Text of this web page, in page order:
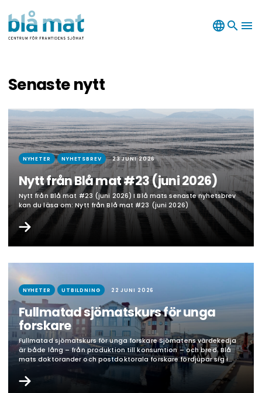
language search menu
Senaste nytt
NYHETER NYHETSBREV 23 JUNI 2026
Nytt från Blå mat #23 (juni 2026)
Nytt från Blå mat #23 (juni 2026) I Blå mats senaste nyhetsbrev
kan du läsa om: Nytt från Blå mat #23 (juni 2026)
NYHETER UTBILDNING 22 JUNI 2026
Fullmatad sjömatskurs för unga
forskare
Fullmatad sjömatskurs för unga forskare Sjömatens värdekedja
är både lång – från produktion till konsumtion – och bred. Blå
mats doktorander och postdoktorala forskare fördjupar sig i
sina projekt framför allt i enskilda delar men de har samtidigt
stor nytta av att känna till sjömatssektorn i sin helhet ur flera
perspektiv. Blå mats kurs ”The…